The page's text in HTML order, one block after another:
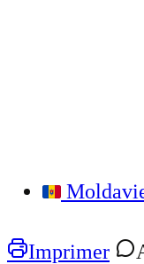
Imprimer